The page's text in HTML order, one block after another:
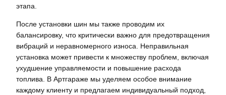
этапа.
После установки шин мы также проводим их
балансировку, что критически важно для предотвращения
вибраций и неравномерного износа. Неправильная
установка может привести к множеству проблем, включая
ухудшение управляемости и повышение расхода
топлива. В Артгараже мы уделяем особое внимание
каждому клиенту и предлагаем индивидуальный подход,